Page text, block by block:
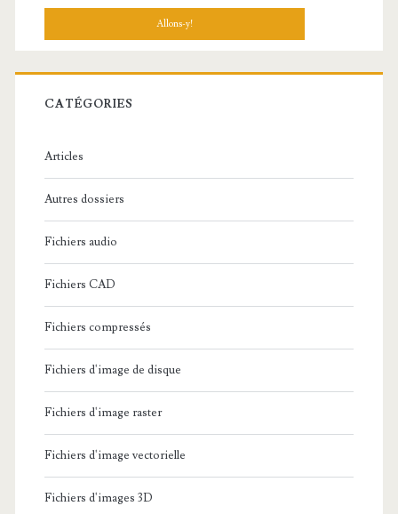
h
r
c
:
CATÉGORIES
Articles
Autres dossiers
Fichiers audio
Fichiers CAD
Fichiers compressés
Fichiers d'image de disque
Fichiers d'image raster
Fichiers d'image vectorielle
Fichiers d'images 3D